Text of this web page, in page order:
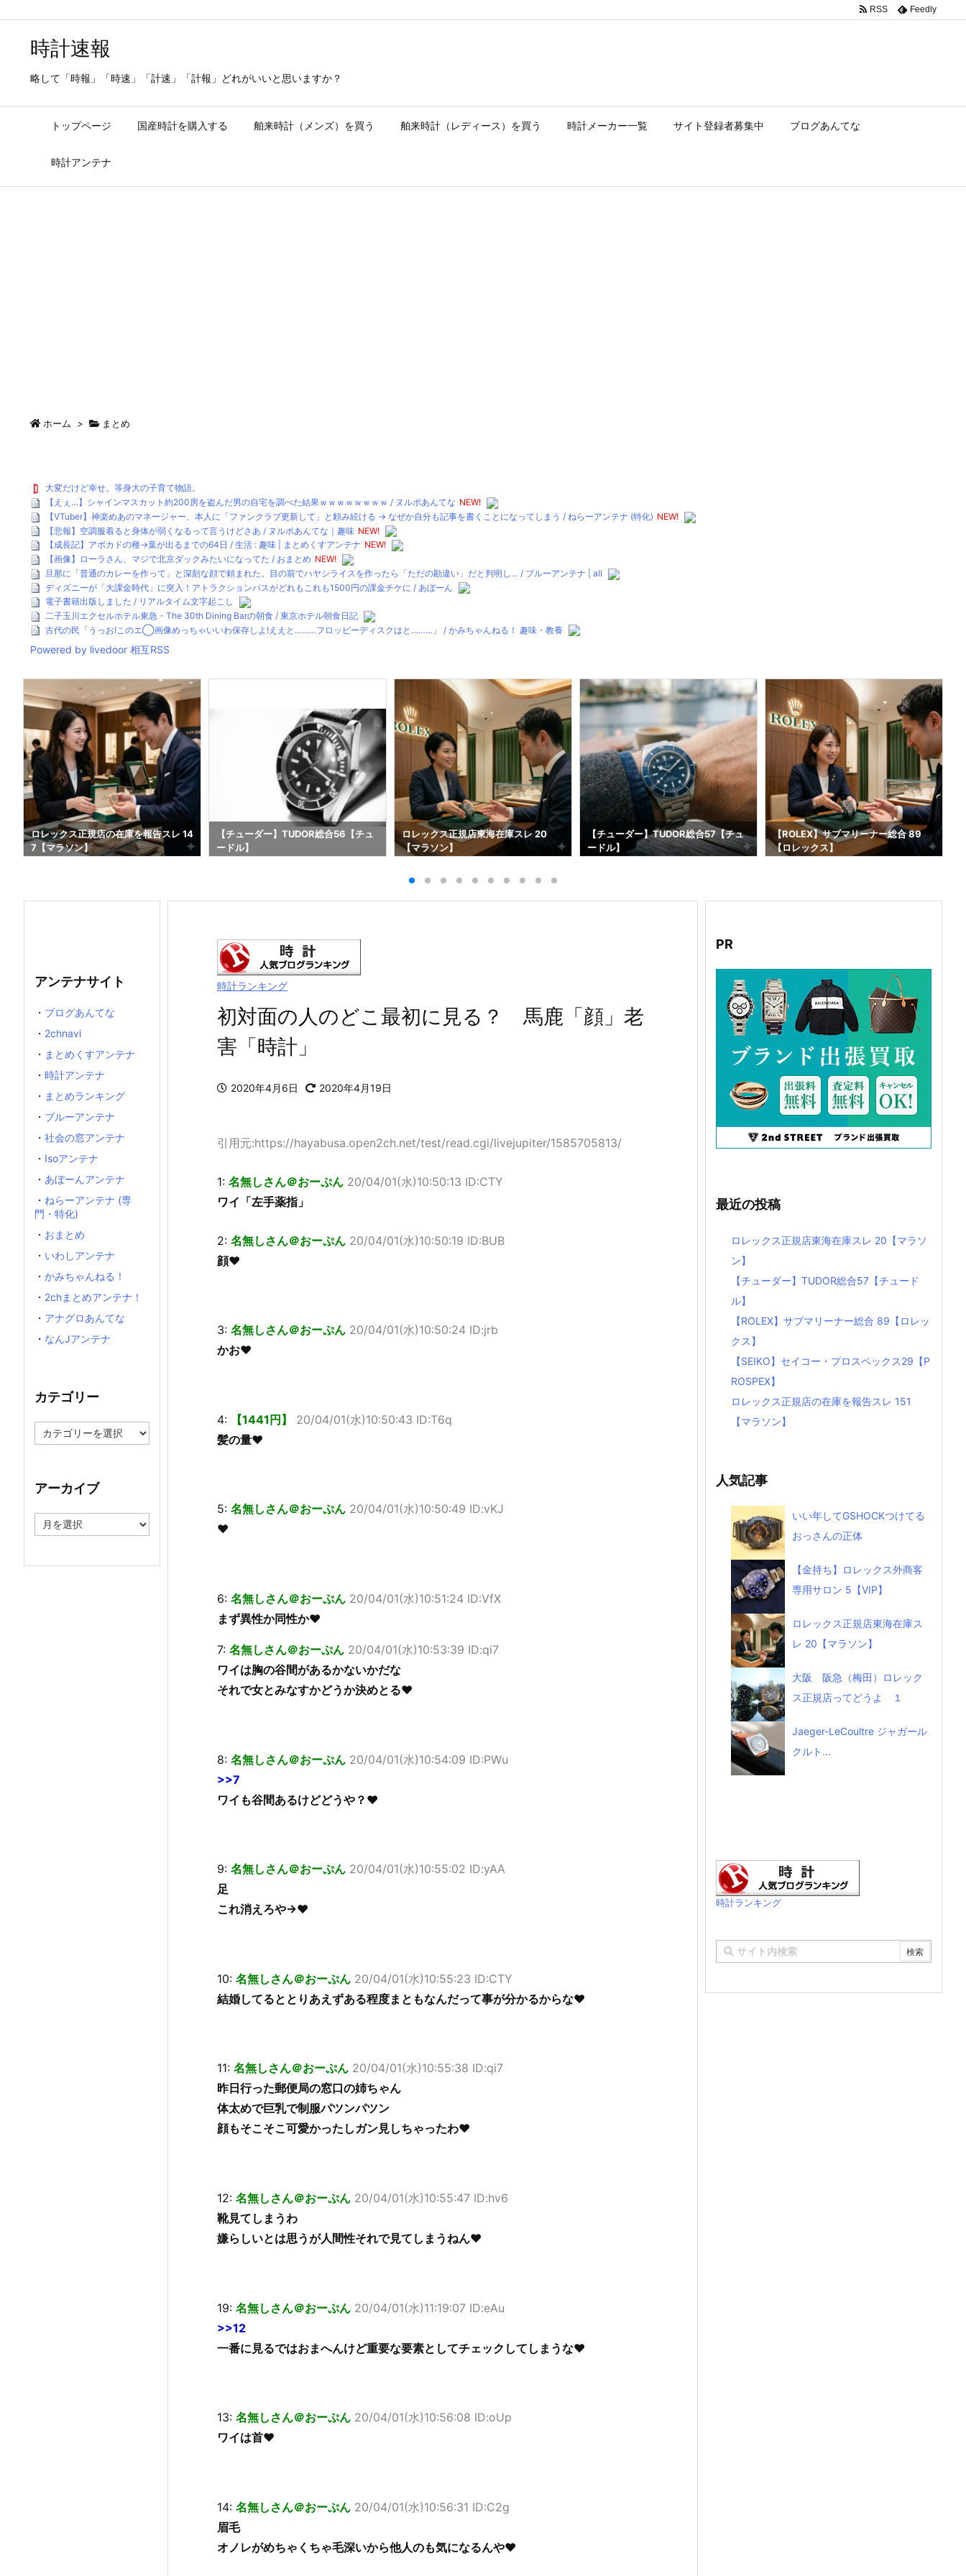
時計速報
略して「時報」「時速」「計速」「計報」どれがいいと思いますか？
トップページ 国産時計を購入する 舶来時計（メンズ）を買う 舶来時計（レディース）を買う 時計メーカー一覧 サイト登録者募集中 ブログあんてな
時計アンテナ
RSS Feedly
ホーム > まとめ
大変だけど幸せ。等身大の子育て物語。
【えぇ…】シャインマスカット約200房を盗んだ男の自宅を調べた結果ｗｗｗｗｗｗｗｗ / ヌルポあんてな NEW!
【VTuber】神楽めあのマネージャー、本人に「ファンクラブ更新して」と頼み続ける → なぜか自分も記事を書くことになってしまう / ねらーアンテナ (特化) NEW!
【悲報】空調服着ると身体が弱くなるって言うけどさあ / ヌルポあんてな｜趣味 NEW!
【成長記】アボカドの種→葉が出るまでの64日 / 生活 : 趣味 | まとめくすアンテナ NEW!
【画像】ローラさん、マジで北京ダックみたいになってた / おまとめ NEW!
旦那に「普通のカレーを作って」と深刻な顔で頼まれた。目の前でハヤシライスを作ったら「ただの勘違い」だと判明し… / ブルーアンテナ | all
ディズニーが「大課金時代」に突入！アトラクションパスがどれもこれも1500円の課金チケに / あぼーん
電子書籍出版しました / リアルタイム文字起こし
二子玉川エクセルホテル東急・The 30th Dining Barの朝食 / 東京ホテル朝食日記
古代の民「うっお!このエ◯画像めっちゃいいわ保存しよ!ええと………フロッピーディスクはと………」 / かみちゃんねる！ 趣味・教養
Powered by livedoor 相互RSS
ロレックス正規店の在庫を報告スレ 14
7【マラソン】
【チューダー】TUDOR総合56【チュ
ードル】
ロレックス正規店東海在庫スレ 20
【マラソン】
【チューダー】TUDOR総合57【チュ
ードル】
【ROLEX】サブマリーナー総合 89
【ロレックス】
時計ランキング
初対面の人のどこ最初に見る？ 馬鹿「顔」老
害「時計」
2020年4月6日 2020年4月19日
引用元:https://hayabusa.open2ch.net/test/read.cgi/livejupiter/1585705813/
1: 名無しさん＠おーぷん 20/04/01(水)10:50:13 ID:CTY
ワイ「左手薬指」
2: 名無しさん＠おーぷん 20/04/01(水)10:50:19 ID:BUB
顔♥
3: 名無しさん＠おーぷん 20/04/01(水)10:50:24 ID:jrb
かお♥
4: 【1441円】
20/04/01(水)10:50:43 ID:T6q
髪の量♥
5: 名無しさん＠おーぷん 20/04/01(水)10:50:49 ID:vKJ
♥
6: 名無しさん＠おーぷん 20/04/01(水)10:51:24 ID:VfX
まず異性か同性か♥
7: 名無しさん＠おーぷん 20/04/01(水)10:53:39 ID:qi7
ワイは胸の谷間があるかないかだな
それで女とみなすかどうか決めとる♥
8: 名無しさん＠おーぷん 20/04/01(水)10:54:09 ID:PWu
>>7
ワイも谷間あるけどどうや？♥
9: 名無しさん＠おーぷん 20/04/01(水)10:55:02 ID:yAA
足
これ消えろや→♥
10: 名無しさん＠おーぷん 20/04/01(水)10:55:23 ID:CTY
結婚してるととりあえずある程度まともなんだって事が分かるからな♥
11: 名無しさん＠おーぷん 20/04/01(水)10:55:38 ID:qi7
昨日行った郵便局の窓口の姉ちゃん
体太めで巨乳で制服パツンパツン
顔もそこそこ可愛かったしガン見しちゃったわ♥
12: 名無しさん＠おーぷん 20/04/01(水)10:55:47 ID:hv6
靴見てしまうわ
嫌らしいとは思うが人間性それで見てしまうねん♥
19: 名無しさん＠おーぷん 20/04/01(水)11:19:07 ID:eAu
>>12
一番に見るではおまへんけど重要な要素としてチェックしてしまうな♥
13: 名無しさん＠おーぷん 20/04/01(水)10:56:08 ID:oUp
ワイは首♥
14: 名無しさん＠おーぷん 20/04/01(水)10:56:31 ID:C2g
眉毛
オノレがめちゃくちゃ毛深いから他人のも気になるんや♥
アンテナサイト
・ ブログあんてな
・ 2chnavi
・ まとめくすアンテナ
・ 時計アンテナ
・ まとめランキング
・ ブルーアンテナ
・ 社会の窓アンテナ
・ Isoアンテナ
・ あぼーんアンテナ
・ ねらーアンテナ (専
門・特化)
・ おまとめ
・ いわしアンテナ
・ かみちゃんねる！
・ 2chまとめアンテナ！
・ アナグロあんてな
・ なんJアンテナ
カテゴリー
テ
ー
アーカイブ
ー
PR
最近の投稿
ロレックス正規店東海在庫スレ 20【マラソ
ン】
【チューダー】TUDOR総合57【チュード
ル】
【ROLEX】サブマリーナー総合 89【ロレッ
クス】
【SEIKO】セイコー・プロスペックス29【P
ROSPEX】
ロレックス正規店の在庫を報告スレ 151
【マラソン】
人気記事
いい年してGSHOCKつけてる
おっさんの正体
【金持ち】ロレックス外商客
専用サロン 5【VIP】
ロレックス正規店東海在庫ス
レ 20【マラソン】
大阪 阪急（梅田）ロレック
ス正規店ってどうよ １
Jaeger-LeCoultre ジャガール
クルト...
時計ランキング